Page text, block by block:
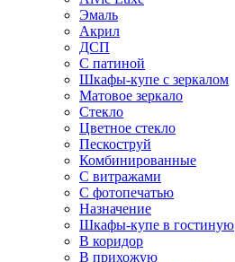
Эмаль
Акрил
ДСП
С патиной
Шкафы-купе с зеркалом
Матовое зеркало
Стекло
Цветное стекло
Пескоструй
Комбинированные
С витражами
С фотопечатью
Назначение
Шкафы-купе в гостиную
В коридор
В прихожую